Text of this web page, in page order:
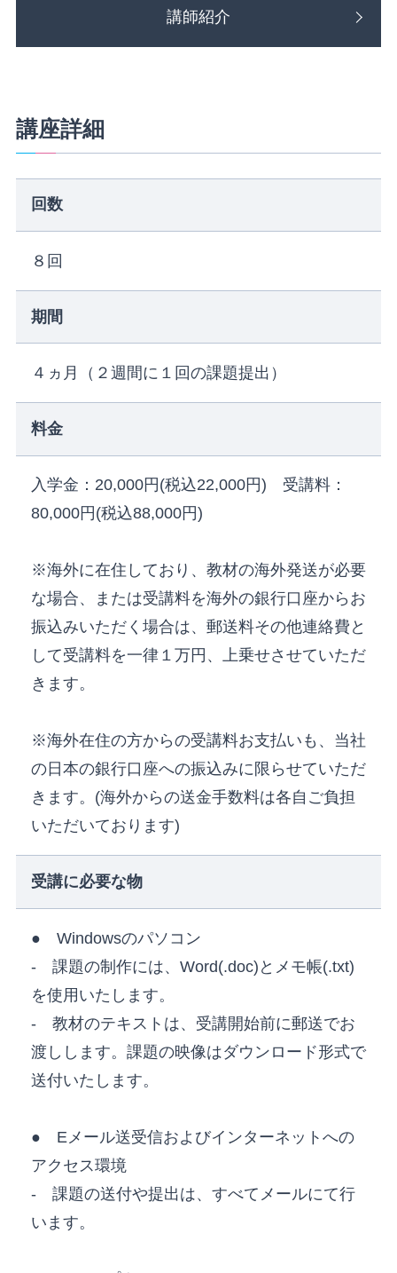
講師紹介
講座詳細
回数
８回
期間
４ヵ月（２週間に１回の課題提出）
料金
入学金：20,000円(税込22,000円) 受講料：
80,000円(税込88,000円)
※海外に在住しており、教材の海外発送が必要
な場合、または受講料を海外の銀行口座からお
振込みいただく場合は、郵送料その他連絡費と
して受講料を一律１万円、上乗せさせていただ
きます。
※海外在住の方からの受講料お支払いも、当社
の日本の銀行口座への振込みに限らせていただ
きます。(海外からの送金手数料は各自ご負担
いただいております)
受講に必要な物
● Windowsのパソコン
- 課題の制作には、Word(.doc)とメモ帳(.txt)
を使用いたします。
- 教材のテキストは、受講開始前に郵送でお
渡しします。課題の映像はダウンロード形式で
送付いたします。
● Eメール送受信およびインターネットへの
アクセス環境
- 課題の送付や提出は、すべてメールにて行
います。